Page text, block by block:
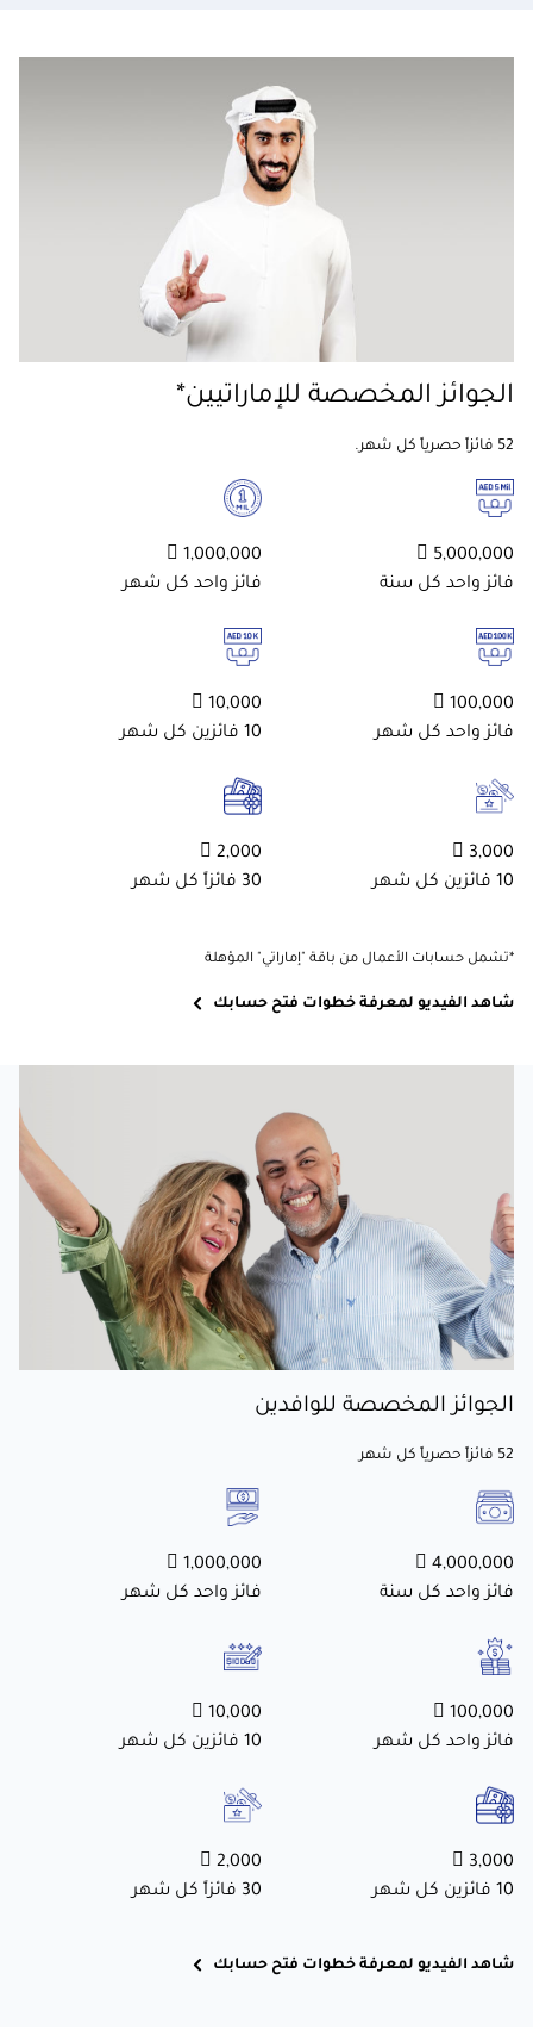
الجوائز المخصصة للإماراتيين*
52 فائزاً حصرياً كل شهر.
5,000,000 
فائز واحد كل سنة
1,000,000 
فائز واحد كل شهر
100,000 
فائز واحد كل شهر
10,000 
10 فائزين كل شهر
3,000 
10 فائزين كل شهر
2,000 
30 فائزاً كل شهر
*تشمل حسابات الأعمال من باقة "إماراتي" المؤهلة
شاهد الفيديو لمعرفة خطوات فتح حسابك
الجوائز المخصصة للوافدين
52 فائزاً حصرياً كل شهر
4,000,000 
فائز واحد كل سنة
1,000,000 
فائز واحد كل شهر
100,000 
فائز واحد كل شهر
10,000 
10 فائزين كل شهر
3,000 
10 فائزين كل شهر
2,000 
30 فائزاً كل شهر
شاهد الفيديو لمعرفة خطوات فتح حسابك